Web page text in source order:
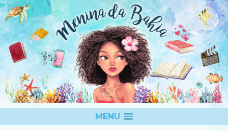
MENU